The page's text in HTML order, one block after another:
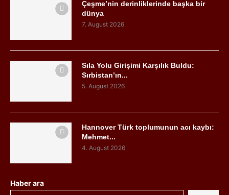
Çeşme’nin derinliklerinde başka bir
dünya
7. August 2026
Sıla Yolu Girişimi Karşılık Buldu:
Sırbistan’ın...
5. August 2026
Hannover Türk toplumunun acı kaybı:
Mehmet...
4. August 2026
Haber ara